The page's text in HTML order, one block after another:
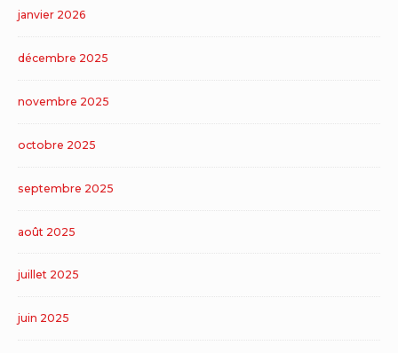
janvier 2026
décembre 2025
novembre 2025
octobre 2025
septembre 2025
août 2025
juillet 2025
juin 2025